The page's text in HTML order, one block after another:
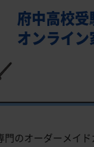
府中高校
オンライ
門のオーダーメイ